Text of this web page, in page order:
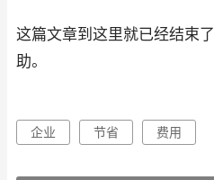
这篇文章到这里就已经结束
助。
企业 节省 费用